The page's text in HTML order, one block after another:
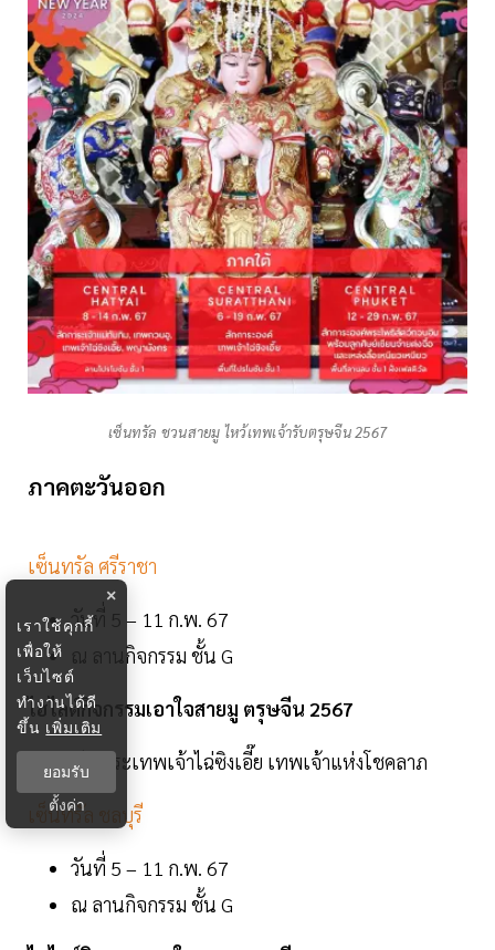
เซ็นทรัล ชวนสายมู ไหว้เทพเจ้ารับตรุษจีน 2567
ภาคตะวันออก
เซ็นทรัล ศรีราชา
วันที่ 5 – 11 ก.พ. 67
ณ ลานกิจกรรม ชั้น G
ไฮไลต์กิจกรรมเอาใจสายมู ตรุษจีน 2567
สักการะเทพเจ้าไฉ่ซิงเอี๊ย เทพเจ้าแห่งโชคลาภ
เซ็นทรัล ชลบุรี
วันที่ 5 – 11 ก.พ. 67
ณ ลานกิจกรรม ชั้น G
×
เราใช้คุกกี้
เพื่อให้
เว็บไซต์
ทำงานได้ดี
ขึ้น เพิ่มเติม
ยอมรับ
ตั้งค่า